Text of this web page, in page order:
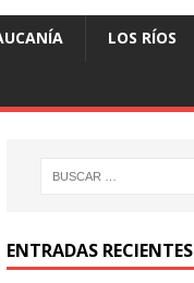
LOS RÍOS
ENTRADAS RECIENTES